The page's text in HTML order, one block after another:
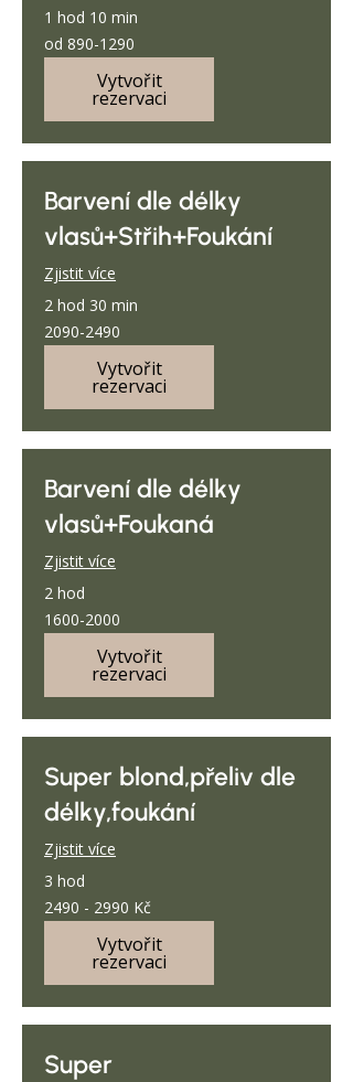
1 hod 10 min
890-
1290
od 890-1290
Vytvořit
rezervaci
Barvení dle délky
vlasů+Střih+Foukání
Zjistit více
2 hod 30 min
2090-
2490
2090-2490
Vytvořit
rezervaci
Barvení dle délky
vlasů+Foukaná
Zjistit více
2 hod
1600-
2000
1600-2000
Vytvořit
rezervaci
Super blond,přeliv dle
délky,foukání
Zjistit více
3 hod
2490
-
2990
2490 - 2990 Kč
Vytvořit
rezervaci
Super